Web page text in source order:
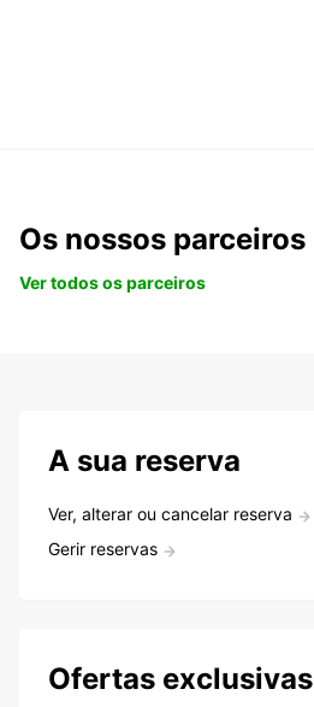
Os nossos parceiros
Ver todos os parceiros
A sua reserva
Ver, alterar ou cancelar reserva
Gerir reservas
Ofertas exclusivas